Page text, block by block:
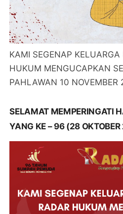
KAMI SEGENAP KELUARGA
HUKUM MENGUCAPKAN
PAHLAWAN 10 NOVEMBER
SELAMAT MEMPERINGATI
YANG KE – 96 (28